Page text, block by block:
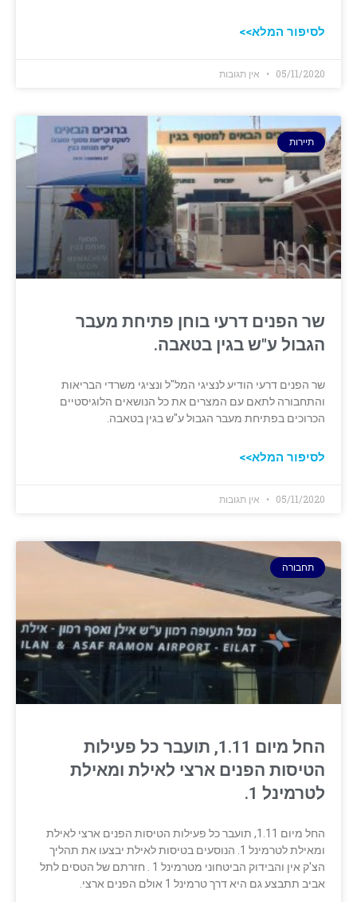
לסיפור המלא>>
05/11/2020 אין תגובות
תיירות
שר הפנים דרעי בוחן פתיחת מעבר
הגבול ע"ש בגין בטאבה.
שר הפנים דרעי הודיע לנציגי המל"ל ונציגי משרדי הבריאות
והתחבורה לתאם עם המצרים את כל הנושאים הלוגיסטיים
הכרוכים בפתיחת מעבר הגבול ע"ש בגין בטאבה.
לסיפור המלא>>
05/11/2020 אין תגובות
תחבורה
החל מיום 1.11, תועבר כל פעילות
הטיסות הפנים ארצי לאילת ומאילת
לטרמינל 1.
החל מיום 1.11, תועבר כל פעילות הטיסות הפנים ארצי לאילת
ומאילת לטרמינל 1. הנוסעים בטיסות לאילת יבצעו את תהליך
הצ'ק אין והבידוק הביטחוני מטרמינל 1 . חזרתם של הטסים לתל
אביב תתבצע גם היא דרך טרמינל 1 אולם הפנים ארצי.